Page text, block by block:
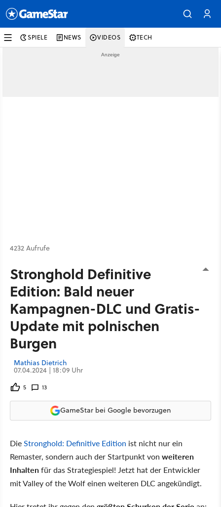
SPIELE NEWS VIDEOS TECH
4232 Aufrufe
Stronghold Definitive
Edition: Bald neuer
Kampagnen-DLC und Gratis-
Update mit polnischen
Burgen
Mathias Dietrich
07.04.2024 | 18:09 Uhr
5 13
GameStar bei Google bevorzugen
DieStronghold: Definitive Edition ist nicht nur ein
Remaster, sondern auch der Startpunkt von weiteren
Inhaltenfür das Strategiespiel! Jetzt hat der Entwickler
mit Valley of the Wolf einen weiteren DLC angekündigt.